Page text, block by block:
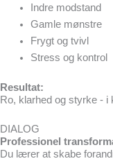
Indre modstand
Gamle mønstre
Frygt og tvivl
Stress og kontrol
Resultat:
Ro, klarhed og styrke - i
DIALOG
Professionel
Du lærer at skabe